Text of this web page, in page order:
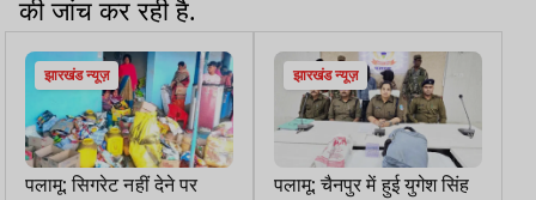
की जांच कर रही है.
झारखंड न्यूज़
पलामू: सिगरेट नहीं देने पर
झारखंड न्यूज़
पलामू: चैनपुर में हुई युगेश सिंह